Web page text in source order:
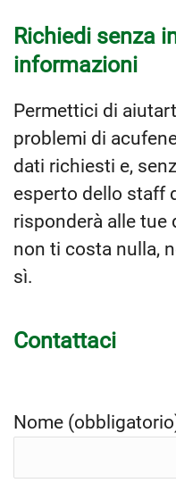
Richiedi senza
informazioni
Permettici di
problemi di
dati richiesti e,
esperto dello staff
risponderà alle tue
non ti costa nulla,
sì.
Contattaci
Nome